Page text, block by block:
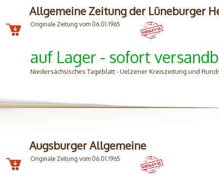
Allgemeine Zeitung der Lüneburger
Originale Zeitung vom 06.01.1965
auf Lager - sofort
Niedersächsisches Tageblatt - Uelzener Kreiszeitung und
Augsburger Allgemeine
Originale Zeitung vom 06.01.1965